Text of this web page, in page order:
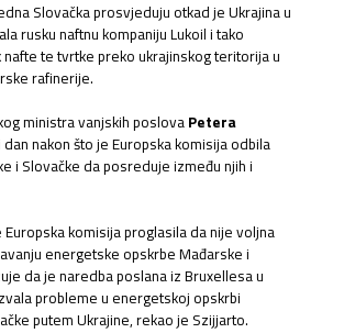
Slovačka prosvjeduju otkad je Ukrajina u
rusku naftnu kompaniju Lukoil i tako
te tvrtke preko ukrajinskog teritorija u
rafinerije.
ministra vanjskih poslova Petera
nakon što je Europska komisija odbila
i Slovačke da posreduje između njih i
Europska komisija proglasila da nije voljna
energetske opskrbe Mađarske i
da je naredba poslana iz Bruxellesa u
probleme u energetskoj opskrbi
putem Ukrajine, rekao je Szijjarto.